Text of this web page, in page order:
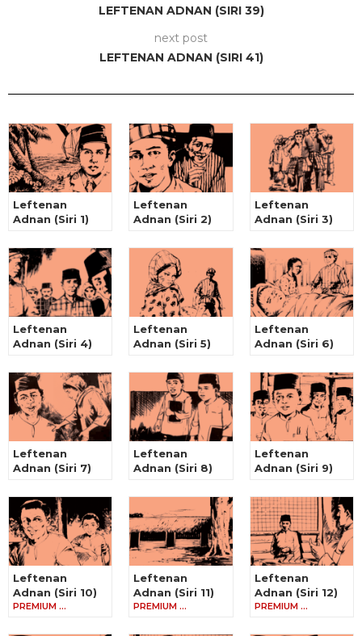
LEFTENAN ADNAN (SIRI 39)
next post
LEFTENAN ADNAN (SIRI 41)
Leftenan
Adnan (Siri 1)
Leftenan
Adnan (Siri 2)
Leftenan
Adnan (Siri 3)
Leftenan
Adnan (Siri 4)
Leftenan
Adnan (Siri 5)
Leftenan
Adnan (Siri 6)
Leftenan
Adnan (Siri 7)
Leftenan
Adnan (Siri 8)
Leftenan
Adnan (Siri 9)
Leftenan
Adnan (Siri 10)
PREMIUM …
Leftenan
Adnan (Siri 11)
PREMIUM …
Leftenan
Adnan (Siri 12)
PREMIUM …